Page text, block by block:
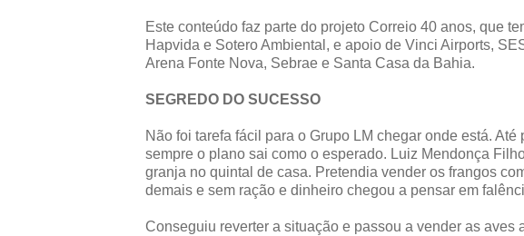
Este conteúdo faz parte do projeto Correio 40 anos, que
Hapvida e Sotero Ambiental, e apoio de Vinci Airports,
Arena Fonte Nova, Sebrae e Santa Casa da Bahia.
SEGREDO DO SUCESSO
Não foi tarefa fácil para o Grupo LM chegar onde está.
sempre o plano sai como o esperado. Luiz Mendonça
granja no quintal de casa. Pretendia vender os frangos
demais e sem ração e dinheiro chegou a pensar em
Conseguiu reverter a situação e passou a vender as